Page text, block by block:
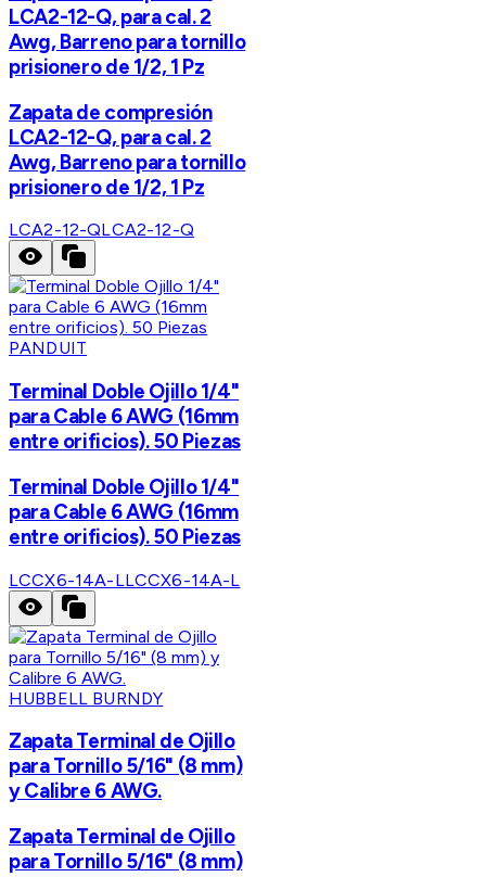
LCA2-12-Q, para cal. 2
Awg, Barreno para tornillo
prisionero de 1/2, 1 Pz
Zapata de compresión
LCA2-12-Q, para cal. 2
Awg, Barreno para tornillo
prisionero de 1/2, 1 Pz
LCA2-12-QLCA2-12-Q
PANDUIT
Terminal Doble Ojillo 1/4"
para Cable 6 AWG (16mm
entre orificios). 50 Piezas
Terminal Doble Ojillo 1/4"
para Cable 6 AWG (16mm
entre orificios). 50 Piezas
LCCX6-14A-LLCCX6-14A-L
HUBBELL BURNDY
Zapata Terminal de Ojillo
para Tornillo 5/16" (8 mm)
y Calibre 6 AWG.
Zapata Terminal de Ojillo
para Tornillo 5/16" (8 mm)